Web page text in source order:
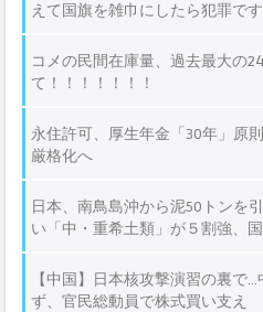
えて国旗を雑巾にしたら犯罪です
コメの民間在庫量、過去最大の
て！！！！！！！
永住許可、厚生年金「30年」原
厳格化へ
日本、南鳥島沖から泥50トンを
い「中・重希土類」が５割強、
【中国】日本核攻撃演習の裏で
ず、官民総動員で株式買い支え